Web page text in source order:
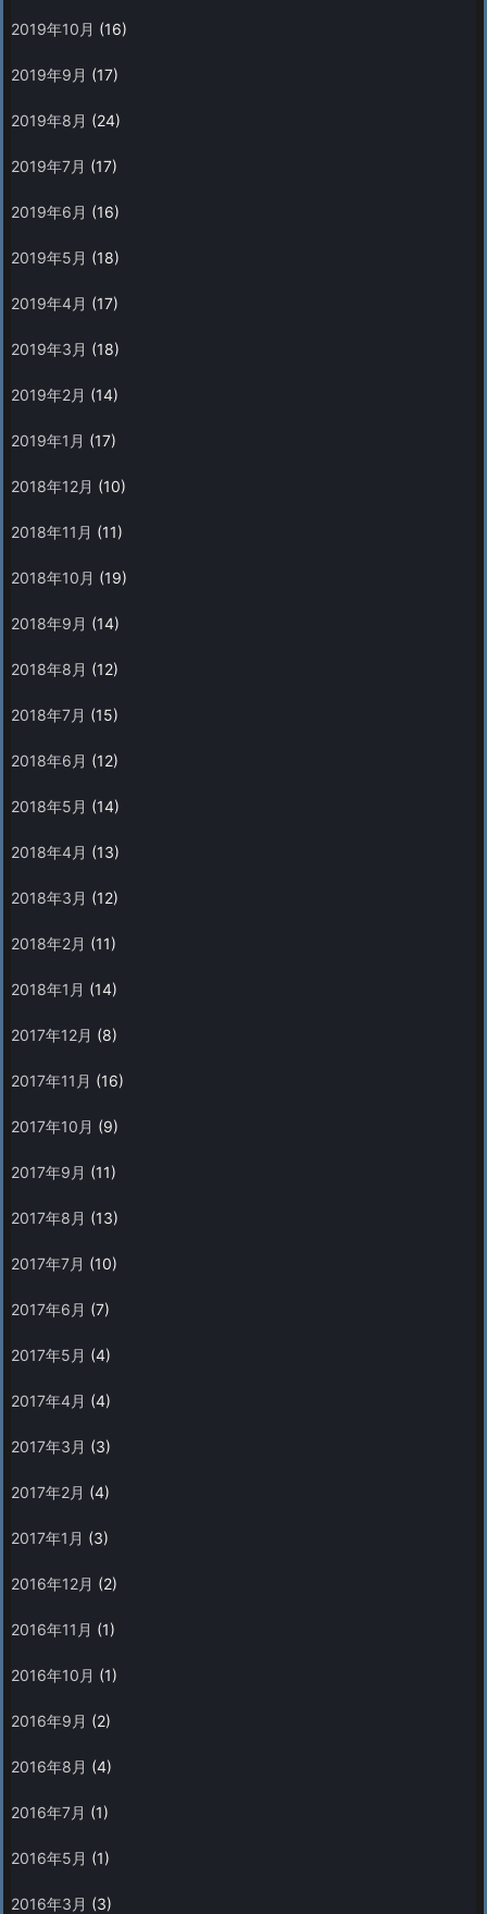
2019年10月 (16)
2019年9月 (17)
2019年8月 (24)
2019年7月 (17)
2019年6月 (16)
2019年5月 (18)
2019年4月 (17)
2019年3月 (18)
2019年2月 (14)
2019年1月 (17)
2018年12月 (10)
2018年11月 (11)
2018年10月 (19)
2018年9月 (14)
2018年8月 (12)
2018年7月 (15)
2018年6月 (12)
2018年5月 (14)
2018年4月 (13)
2018年3月 (12)
2018年2月 (11)
2018年1月 (14)
2017年12月 (8)
2017年11月 (16)
2017年10月 (9)
2017年9月 (11)
2017年8月 (13)
2017年7月 (10)
2017年6月 (7)
2017年5月 (4)
2017年4月 (4)
2017年3月 (3)
2017年2月 (4)
2017年1月 (3)
2016年12月 (2)
2016年11月 (1)
2016年10月 (1)
2016年9月 (2)
2016年8月 (4)
2016年7月 (1)
2016年5月 (1)
2016年3月 (3)